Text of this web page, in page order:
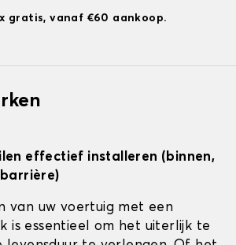
gratis, vanaf €60 aankoop.
effectief installeren (binnen,
van uw voertuig met een
is essentieel om het uiterlijk te